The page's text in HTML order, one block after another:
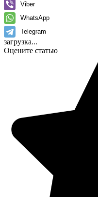
Viber
WhatsApp
Telegram
загрузка...
Оцените статью